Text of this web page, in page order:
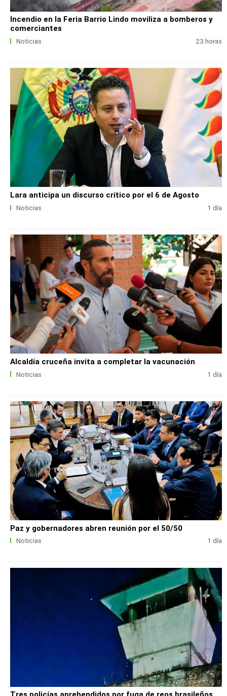
Incendio en la Feria Barrio Lindo moviliza a bomberos y
comerciantes
Noticias 23 horas
Lara anticipa un discurso crítico por el 6 de Agosto
Noticias 1 día
Alcaldía cruceña invita a completar la vacunación
Noticias 1 día
Paz y gobernadores abren reunión por el 50/50
Noticias 1 día